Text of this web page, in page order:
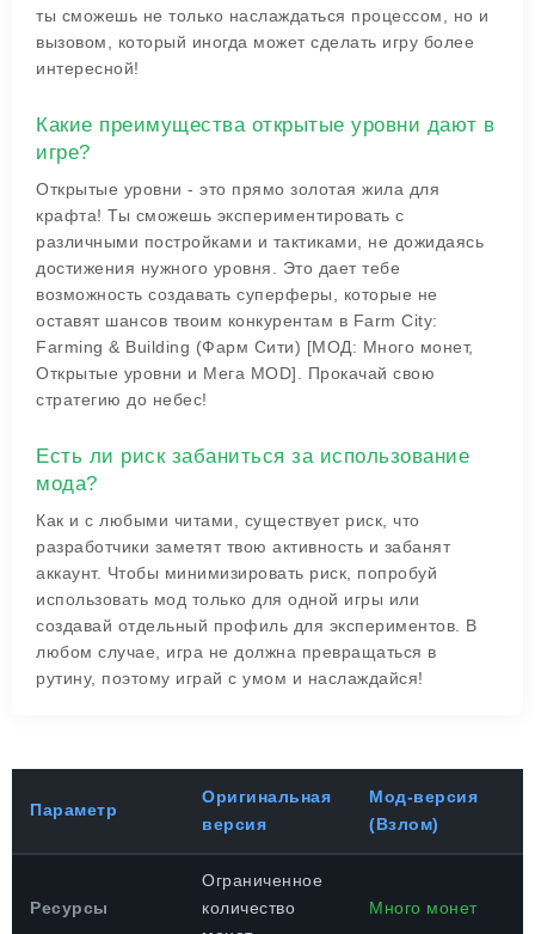
ты сможешь не только наслаждаться процессом, но и
вызовом, который иногда может сделать игру более
интересной!
Какие преимущества открытые уровни дают в
игре?
Открытые уровни - это прямо золотая жила для
крафта! Ты сможешь экспериментировать с
различными постройками и тактиками, не дожидаясь
достижения нужного уровня. Это дает тебе
возможность создавать суперферы, которые не
оставят шансов твоим конкурентам в Farm City:
Farming & Building (Фарм Сити) [МОД: Много монет,
Открытые уровни и Мега MOD]. Прокачай свою
стратегию до небес!
Есть ли риск забаниться за использование
мода?
Как и с любыми читами, существует риск, что
разработчики заметят твою активность и забанят
аккаунт. Чтобы минимизировать риск, попробуй
использовать мод только для одной игры или
создавай отдельный профиль для экспериментов. В
любом случае, игра не должна превращаться в
рутину, поэтому играй с умом и наслаждайся!
Параметр
Оригинальная
версия
Мод-версия
(Взлом)
Ресурсы
Ограниченное
количество
Много монет